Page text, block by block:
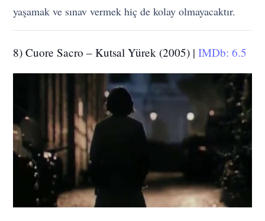
yaşamak ve sınav vermek hiç de kolay olmayacaktır.
8) Cuore Sacro – Kutsal Yürek (2005) |IMDb: 6.5